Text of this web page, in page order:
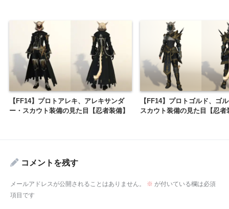
【FF14】プロトアレキ、アレキサンダ
ー・スカウト装備の見た目【忍者装備】
【FF14】プロトゴルド、ゴ
スカウト装備の見た目【忍者
コメントを残す
メールアドレスが公開されることはありません。 ※ が付いている欄は必須
項目です